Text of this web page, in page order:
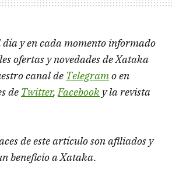
día y en cada momento informado
ofertas y novedades de Xataka
canal de Telegramo en
de Twitter,Facebook y la revista
de este artículo son afiliados y
beneficio a Xataka.